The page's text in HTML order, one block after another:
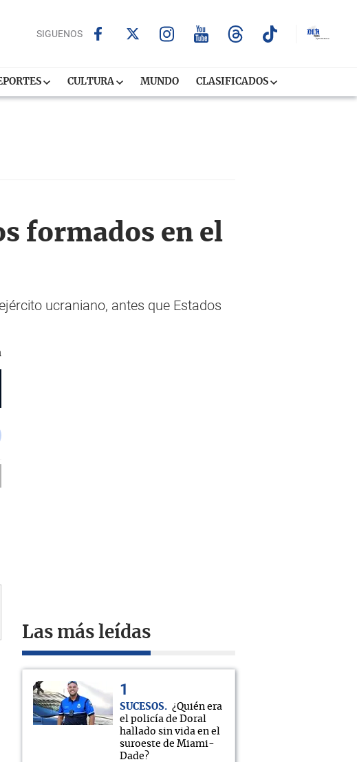
SIGUENOS
CULTURA MUNDO CLASIFICADOS
formados en el
ucraniano, antes que Estados
Las más leídas
SUCESOS
¿Quién era
el policía de Doral
hallado sin vida en el
suroeste de Miami-
Dade?